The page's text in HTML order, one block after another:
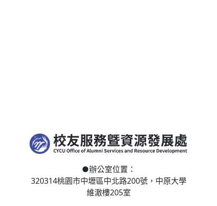
●辦公室位置：
320314桃園市中壢區中北路200號， 中原大學
維澈樓205室